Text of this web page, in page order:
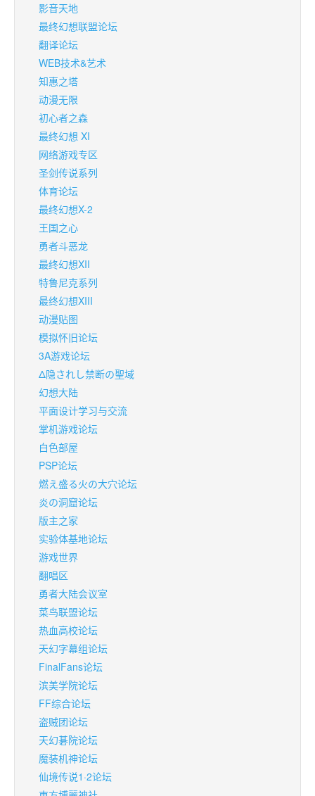
影音天地
最终幻想联盟论坛
翻译论坛
WEB技术&艺术
知惠之塔
动漫无限
初心者之森
最终幻想 XI
网络游戏专区
圣剑传说系列
体育论坛
最终幻想X-2
王国之心
勇者斗恶龙
最终幻想XII
特鲁尼克系列
最终幻想XIII
动漫贴图
模拟怀旧论坛
3A游戏论坛
Δ隐されし禁断の聖域
幻想大陆
平面设计学习与交流
掌机游戏论坛
白色部屋
PSP论坛
燃え盛る火の大穴论坛
炎の洞窟论坛
版主之家
实验体基地论坛
游戏世界
翻唱区
勇者大陆会议室
菜鸟联盟论坛
热血高校论坛
天幻字幕组论坛
FinalFans论坛
滨美学院论坛
FF综合论坛
盗贼团论坛
天幻碁院论坛
魔装机神论坛
仙境传说1·2论坛